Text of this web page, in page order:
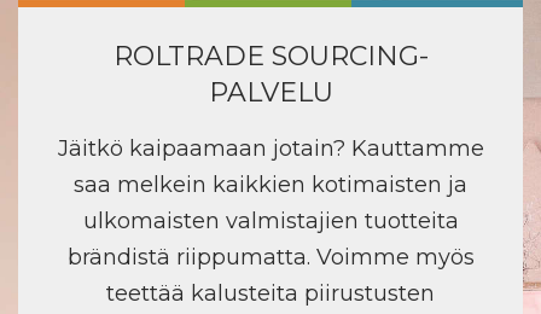
ROLTRADE SOURCING-
PALVELU
Jäitkö kaipaamaan jotain? Kauttamme
saa melkein kaikkien kotimaisten ja
ulkomaisten valmistajien tuotteita
brändistä riippumatta. Voimme myös
teettää kalusteita piirustusten